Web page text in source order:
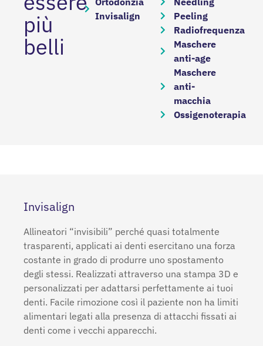
più
belli
Invisalign
Peeling
Radiofrequenza
Maschere
anti-age
Maschere
anti-
macchia
Ossigenoterapia
Invisalign
Allineatori “invisibili” perché quasi totalmente
trasparenti, applicati ai denti esercitano una forza
costante in grado di produrre uno spostamento
degli stessi. Realizzati attraverso una stampa 3D e
personalizzati per adattarsi perfettamente ai tuoi
denti. Facile rimozione così il paziente non ha limiti
alimentari legati alla presenza di attacchi fissati ai
denti come i vecchi apparecchi.